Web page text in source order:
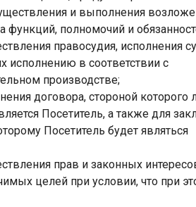
и выполнения
функций, полномочий и
правосудия, исполнения
исполнению в соответствии с
производстве;
договора, стороной которого
Посетитель, а также для
Посетитель будет являться
прав и законных
целей при условии, что при